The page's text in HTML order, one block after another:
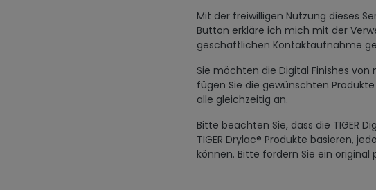
Mit der freiwilligen Nutzung dieses
Button erkläre ich mich mit der
geschäftlichen Kontaktaufnahme
Sie möchten die Digital Finishes von
fügen Sie die gewünschten
alle gleichzeitig an.
Bitte beachten Sie, dass die TIGER
TIGER Drylac® Produkte basieren,
können. Bitte fordern Sie ein